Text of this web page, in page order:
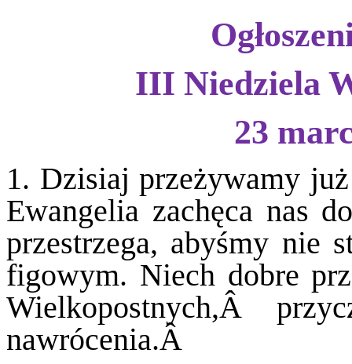
III Niedziela
23
1. Dzisiaj przeżywamy
Ewangelia zachęca nas
przestrzega, abyśmy nie
figowym. Niech dobre
Wielkopostnych,Â
nawrócenia.Â